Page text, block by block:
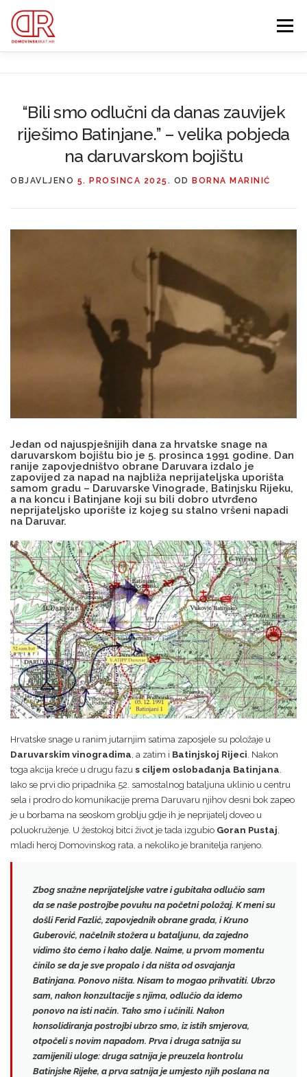
sadržaj
Izbornik
IZDVOJENE KATEGORIJE O MENI MEMBERSHIP
Search for:
Search Button
“Bili smo odlučni da danas zauvijek
riješimo Batinjane.” – velika pobjeda
na daruvarskom bojištu
OBJAVLJENO 5. PROSINCA 2025. OD BORNA MARINIĆ
Jedan od najuspješnijih dana za hrvatske snage na
daruvarskom bojištu bio je 5. prosinca 1991 godine. Dan
ranije zapovjedništvo obrane Daruvara izdalo je
zapovijed za napad na najbliža neprijateljska uporišta
samom gradu – Daruvarske Vinograde, Batinjsku Rijeku,
a na koncu i Batinjane koji su bili dobro utvrđeno
neprijateljsko uporište iz kojeg su stalno vršeni napadi
na Daruvar.
Hrvatske snage u ranim jutarnjim satima zaposjele su položaje u
Daruvarskim vinogradima , a zatim i Batinjskoj Rijeci . Nakon
toga akcija kreće u drugu fazu s ciljem oslobađanja Batinjana
Iako se prvi dio pripadnika 52. samostalnog bataljuna uklinio u centru
sela i prodro do komunikacije prema Daruvaru njihov desni bok zapeo
je u borbama na seoskom groblju gdje ih je neprijatelj doveo u
poluokruženje. U žestokoj bitci život je tada izgubio Goran Pustaj
mladi heroj Domovinskog rata, a nekoliko je branitelja ranjeno.
Zbog snažne neprijateljske vatre i gubitaka odlučio sam
da se naše postrojbe povuku na početni položaj. K meni su
došliFerid Fazlić, zapovjednik obrane grada, iKruno
Guberović, načelnik stožera u bataljunu, da zajedno
vidimo što ćemo i kako dalje. Naime, u prvom momentu
činilo se da je sve propalo i da ništa od osvajanja
Batinjana. Ponovo ništa. Nisam to mogao prihvatiti. Ubrzo
sam, nakon konzultacije s njima, odlučio da idemo
ponovo na isti način. Tako smo i učinili. Nakon
konsolidiranja postrojbi ubrzo smo, iz istih smjerova,
otpočeli s novim napadom. Prva i druga satnija su
zamijenili uloge: druga satnija je preuzela kontrolu
Batinjske Rijeke, a prva satnija je umjesto njih poslana na